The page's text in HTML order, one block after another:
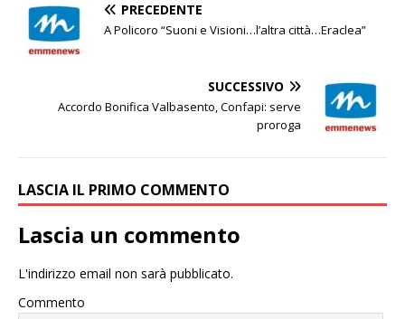
PRECEDENTE
A Policoro “Suoni e Visioni…l’altra città…Eraclea”
SUCCESSIVO
Accordo Bonifica Valbasento, Confapi: serve
proroga
LASCIA IL PRIMO COMMENTO
Lascia un commento
L'indirizzo email non sarà pubblicato.
Commento